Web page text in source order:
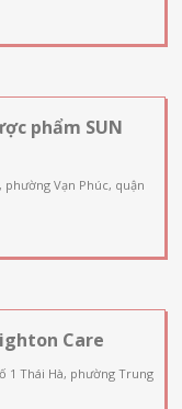
phẩm SUN
phường Vạn Phúc, quận
Care
1 Thái Hà, phường Trung